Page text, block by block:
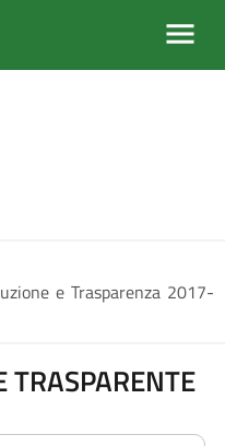
e Trasparenza 2017-